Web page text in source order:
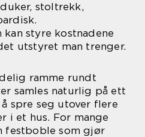
stoltrekk,
styre kostnadene
utstyret man trenger.
ramme rundt
samles naturlig på ett
spre seg utover flere
i et hus. For mange
festboble som gjør